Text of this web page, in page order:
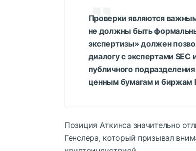
Проверки являются
не должны быть
экспертизы» должен
диалогу с экспертами SEC
публичного
ценным бумагам и биржам
Позиция Аткинса значительно
Генслера, который призывал